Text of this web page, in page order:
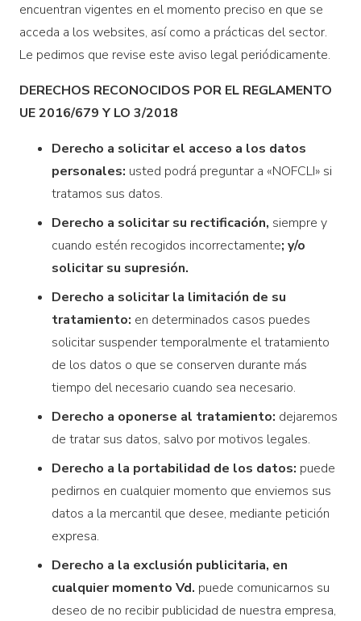
encuentran vigentes en el momento preciso en que se
acceda a los websites, así como a prácticas del sector.
Le pedimos que revise este aviso legal periódicamente.
DERECHOS RECONOCIDOS POR EL REGLAMENTO
UE 2016/679 Y LO 3/2018
Derecho a solicitar el acceso a los datos
personales: usted podrá preguntar a «NOFCLI» si
tratamos sus datos.
Derecho a solicitar su rectificación, siempre y
cuando estén recogidos incorrectamente; y/o
solicitar su supresión.
Derecho a solicitar la limitación de su
tratamiento: en determinados casos puedes
solicitar suspender temporalmente el tratamiento
de los datos o que se conserven durante más
tiempo del necesario cuando sea necesario.
Derecho a oponerse al tratamiento: dejaremos
de tratar sus datos, salvo por motivos legales.
Derecho a la portabilidad de los datos: puede
pedirnos en cualquier momento que enviemos sus
datos a la mercantil que desee, mediante petición
expresa.
Derecho a la exclusión publicitaria, en
cualquier momento Vd. puede comunicarnos su
deseo de no recibir publicidad de nuestra empresa,